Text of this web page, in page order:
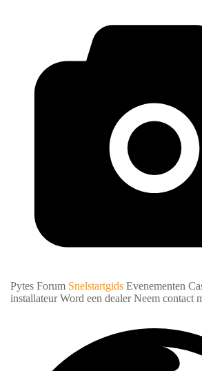
Pytes Forum Snelstartgids Evenementen
installateur Word een dealer Neem contact